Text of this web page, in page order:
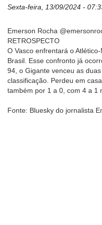
Sexta-feira, 13/09/2024 -
Emerson Rocha
RETROSPECTO
O Vasco enfrentará o
Brasil. Esse confronto já
94, o Gigante venceu as
classificação. Perdeu em
também por 1 a 0, com 4 a 1
Fonte: Bluesky do jornalista